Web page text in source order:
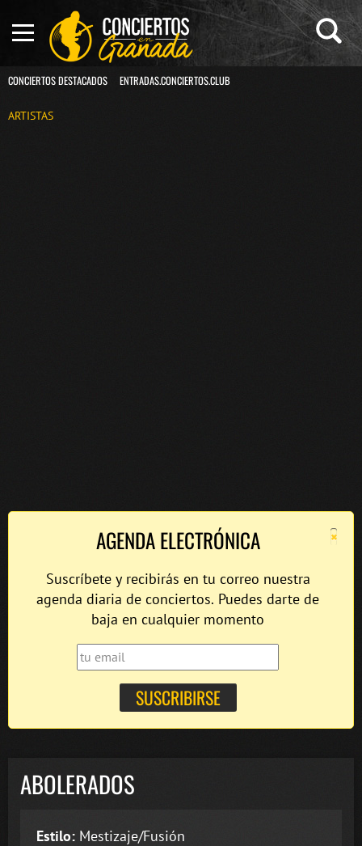
CONCIERTOS DESTACADOS ENTRADAS.CONCIERTOS.CLUB
ARTISTAS
×
AGENDA ELECTRÓNICA
Suscríbete y recibirás en tu correo nuestra
agenda diaria de conciertos. Puedes darte de
baja en cualquier momento
ABOLERADOS
Estilo: Mestizaje/Fusión